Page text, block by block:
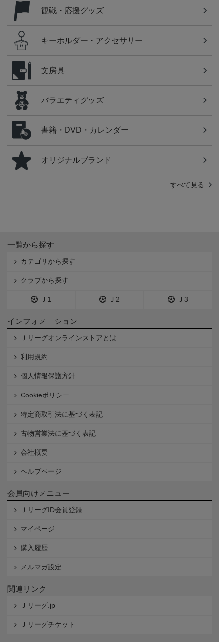
観戦・応援グッズ
キーホルダー・アクセサリー
文房具
バラエティグッズ
書籍・DVD・カレンダー
オリジナルブランド
すべて見る
一覧から探す
カテゴリから探す
クラブから探す
Ｊ1 Ｊ2 Ｊ3
インフォメーション
Ｊリーグオンラインストアとは
利用規約
個人情報保護方針
Cookieポリシー
特定商取引法に基づく表記
古物営業法に基づく表記
会社概要
ヘルプページ
会員向けメニュー
ＪリーグID会員登録
マイページ
購入履歴
メルマガ設定
関連リンク
Ｊリーグ.jp
Ｊリーグチケット